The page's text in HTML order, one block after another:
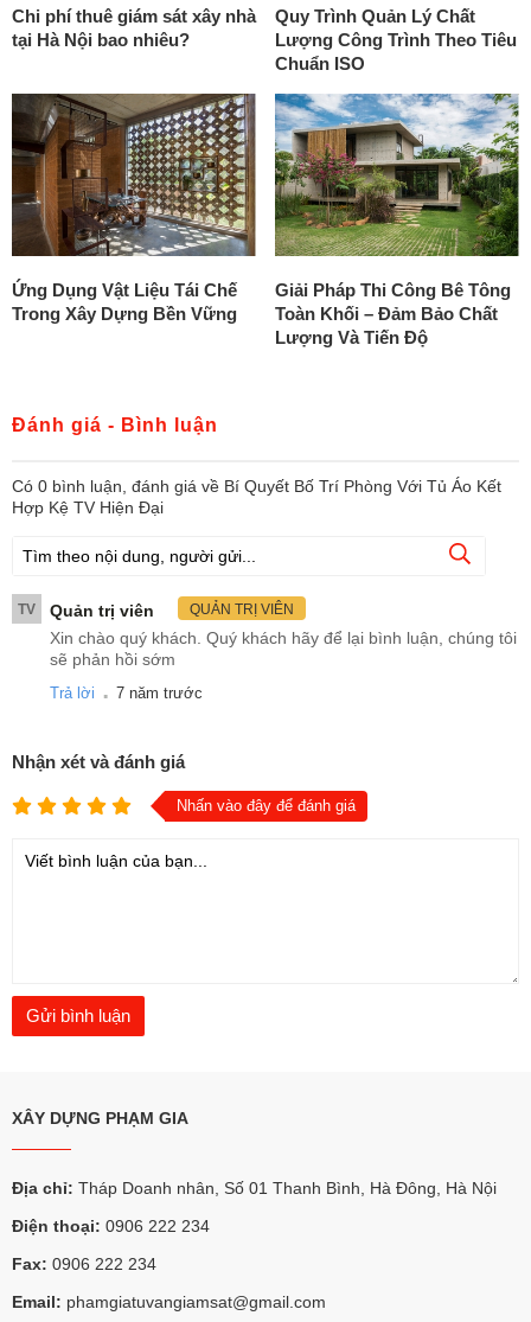
Chi phí thuê giám sát xây nhà
tại Hà Nội bao nhiêu?
Quy Trình Quản Lý Chất
Lượng Công Trình Theo Tiêu
Chuẩn ISO
Ứng Dụng Vật Liệu Tái Chế
Trong Xây Dựng Bền Vững
Giải Pháp Thi Công Bê Tông
Toàn Khối – Đảm Bảo Chất
Lượng Và Tiến Độ
Đánh giá - Bình luận
Có 0 bình luận, đánh giá về Bí Quyết Bố Trí Phòng Với Tủ Áo Kết
Hợp Kệ TV Hiện Đại
TV Quản trị viên QUẢN TRỊ VIÊN
Xin chào quý khách. Quý khách hãy để lại bình luận, chúng tôi
sẽ phản hồi sớm
Trả lời . 7 năm trước
Nhận xét và đánh giá
Nhấn vào đây để đánh giá
XÂY DỰNG PHẠM GIA
Địa chỉ: Tháp Doanh nhân, Số 01 Thanh Bình, Hà Đông, Hà Nội
Điện thoại: 0906 222 234
Fax: 0906 222 234
Email: phamgiatuvangiamsat@gmail.com